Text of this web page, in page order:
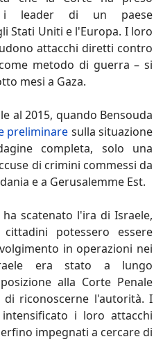
i leader di un paese
Stati Uniti e l'Europa. I loro
attacchi diretti contro
metodo di guerra – si
mesi a Gaza.
al 2015, quando Bensouda
preliminare sulla situazione
completa, solo una
di crimini commessi da
e a Gerusalemme Est.
scatenato l'ira di Israele,
potessero essere
in operazioni nei
era stato a lungo
alla Corte Penale
riconoscerne l'autorità. I
i loro attacchi
impegnati a cercare di